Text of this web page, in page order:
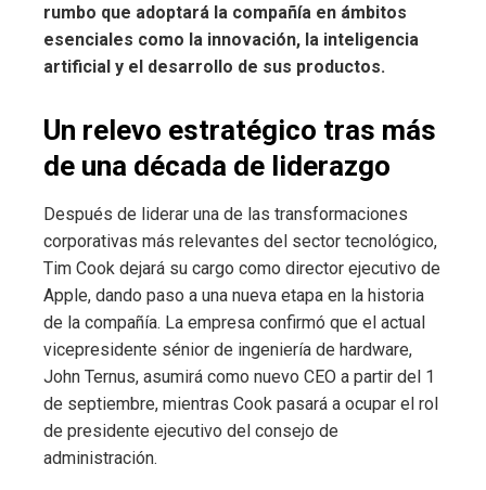
rumbo que adoptará la compañía en ámbitos
esenciales como la innovación, la inteligencia
artificial y el desarrollo de sus productos.
Un relevo estratégico tras más
de una década de liderazgo
Después de liderar una de las transformaciones
corporativas más relevantes del sector tecnológico,
Tim Cook dejará su cargo como director ejecutivo de
Apple, dando paso a una nueva etapa en la historia
de la compañía. La empresa confirmó que el actual
vicepresidente sénior de ingeniería de hardware,
John Ternus, asumirá como nuevo CEO a partir del 1
de septiembre, mientras Cook pasará a ocupar el rol
de presidente ejecutivo del consejo de
administración.